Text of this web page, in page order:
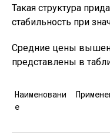
Такая структура
стабильность при
Средние цены
представлены в
Наименовани
е